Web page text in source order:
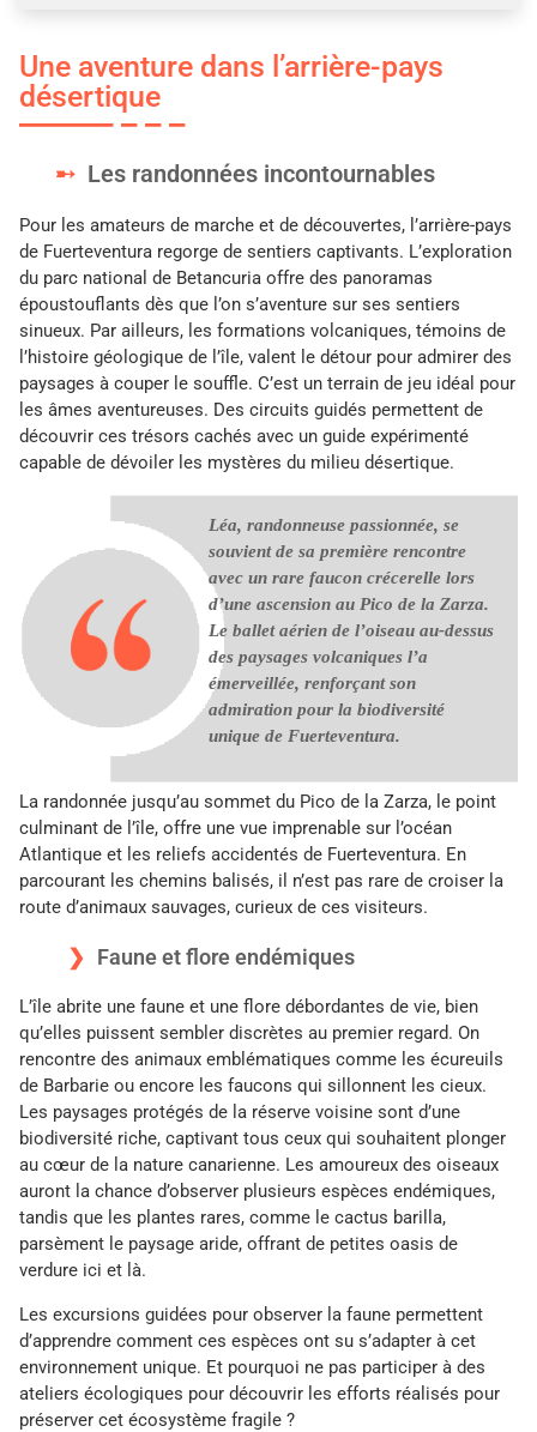
Une aventure dans l’arrière-pays
désertique
Les randonnées incontournables
Pour les amateurs de marche et de découvertes, l’arrière-pays
de Fuerteventura regorge de sentiers captivants. L’exploration
du parc national de Betancuria offre des panoramas
époustouflants dès que l’on s’aventure sur ses sentiers
sinueux. Par ailleurs, les formations volcaniques, témoins de
l’histoire géologique de l’île, valent le détour pour admirer des
paysages à couper le souffle. C’est un terrain de jeu idéal pour
les âmes aventureuses. Des circuits guidés permettent de
découvrir ces trésors cachés avec un guide expérimenté
capable de dévoiler les mystères du milieu désertique.
Léa, randonneuse passionnée, se
souvient de sa première rencontre
avec un rare faucon crécerelle lors
d’une ascension au Pico de la Zarza.
Le ballet aérien de l’oiseau au-dessus
des paysages volcaniques l’a
émerveillée, renforçant son
admiration pour la biodiversité
unique de Fuerteventura.
La randonnée jusqu’au sommet du Pico de la Zarza, le point
culminant de l’île, offre une vue imprenable sur l’océan
Atlantique et les reliefs accidentés de Fuerteventura. En
parcourant les chemins balisés, il n’est pas rare de croiser la
route d’animaux sauvages, curieux de ces visiteurs.
Faune et flore endémiques
L’île abrite une faune et une flore débordantes de vie, bien
qu’elles puissent sembler discrètes au premier regard. On
rencontre des animaux emblématiques comme les écureuils
de Barbarie ou encore les faucons qui sillonnent les cieux.
Les paysages protégés de la réserve voisine sont d’une
biodiversité riche, captivant tous ceux qui souhaitent plonger
au cœur de la nature canarienne. Les amoureux des oiseaux
auront la chance d’observer plusieurs espèces endémiques,
tandis que les plantes rares, comme le cactus barilla,
parsèment le paysage aride, offrant de petites oasis de
verdure ici et là.
Les excursions guidées pour observer la faune permettent
d’apprendre comment ces espèces ont su s’adapter à cet
environnement unique. Et pourquoi ne pas participer à des
ateliers écologiques pour découvrir les efforts réalisés pour
préserver cet écosystème fragile ?